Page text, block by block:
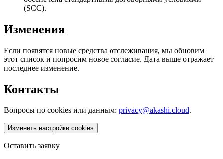
(SCC).
Изменения
Если появятся новые средства отслеживания, мы обновим
этот список и попросим новое согласие. Дата выше отражает
последнее изменение.
Контакты
Вопросы по cookies или данным: privacy@akashi.cloud.
Изменить настройки cookies
Оставить заявку